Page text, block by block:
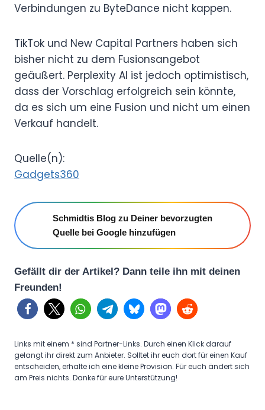
Verbindungen zu ByteDance nicht kappen.
TikTok und New Capital Partners haben sich
bisher nicht zu dem Fusionsangebot
geäußert. Perplexity AI ist jedoch optimistisch,
dass der Vorschlag erfolgreich sein könnte,
da es sich um eine Fusion und nicht um einen
Verkauf handelt.
Quelle(n):
Gadgets360
Schmidtis Blog zu Deiner bevorzugten
Quelle bei Google hinzufügen
Gefällt dir der Artikel? Dann teile ihn mit deinen
Freunden!
Links mit einem * sind Partner-Links. Durch einen Klick darauf
gelangt ihr direkt zum Anbieter. Solltet ihr euch dort für einen Kauf
entscheiden, erhalte ich eine kleine Provision. Für euch ändert sich
am Preis nichts. Danke für eure Unterstützung!